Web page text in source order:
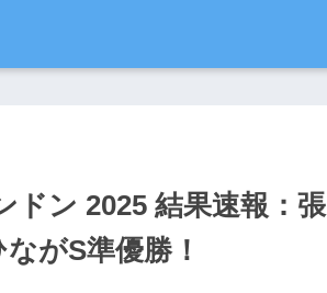
ドン 2025 結果速報：張
がS準優勝！